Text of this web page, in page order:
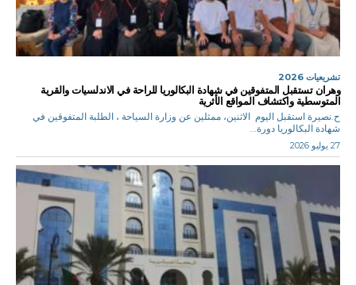
تشريعيات 2026
وهران تستقبل المتفوقين في شهادة البكالوريا للراحة في الاندلسيات والقرية
المتوسطية واكتشاف المواقع الأثرية
ح.نصيرة استقبل اليوم الاثنين، ممثلين عن وزارة السياحة ، الطلبة المتفوقين في
شهادة البكالوريا دورة...
27 يوليو 2026